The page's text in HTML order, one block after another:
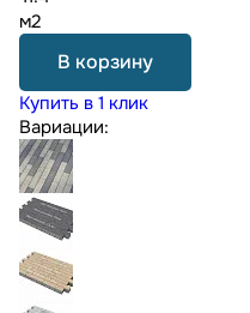
м2
В корзину
Купить в 1 клик
Вариации: